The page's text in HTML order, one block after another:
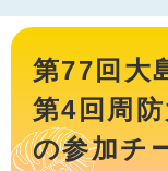
て
本本
第77回大
第4回周
の参加チ